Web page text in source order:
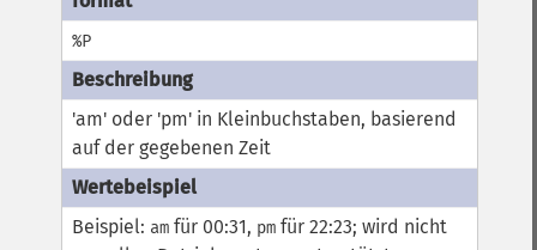
%P
'am' oder 'pm' in Kleinbuchstaben, basierend
auf der gegebenen Zeit
Beispiel: am für 00:31, pm für 22:23; wird nicht